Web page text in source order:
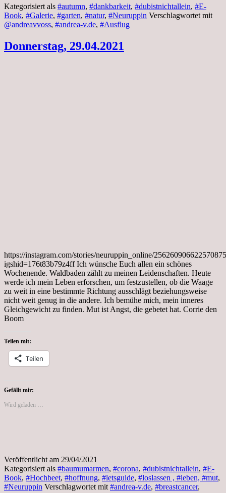
Kategorisiert als #autumn, #dankbarkeit, #dubistnichtallein, #E-
Book, #Galerie, #garten, #natur, #Neuruppin Verschlagwortet mit
@andreavvoss, #andrea-v.de, #Ausflug
Donnerstag, 29.04.2021
https://instagram.com/stories/neuruppin_online/
igshid=176t83b79z4ff Ich wünsche Euch allen ein schönes
Wochenende. Waldbaden zählt zu meinen Leidenschaften. Heute
werde ich mein Leben erforschen, um festzustellen, ob die Waage
zu weit in eine bestimmte Richtung ausschlägt beziehungsweise
nicht weit genug in die andere. Ich bemühe mich, mein inneres
Gleichgewicht zu finden. Mut ist Angst, die gebetet hat. Corrie den
Boom
Teilen mit:
Teilen
Gefällt mir:
Wird geladen …
Veröffentlicht am 29/04/2021
Kategorisiert als #baumumarmen, #corona, #dubistnichtallein, #E-
Book, #Hochbeet, #hoffnung, #letsguide, #loslassen , #leben, #mut,
#Neuruppin Verschlagwortet mit #andrea-v.de, #breastcancer,